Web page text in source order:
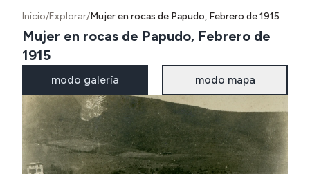
Inicio/Explorar/Mujer en rocas de Papudo, Febrero de 1915
Mujer en rocas de Papudo, Febrero de
1915
modo galería modo mapa